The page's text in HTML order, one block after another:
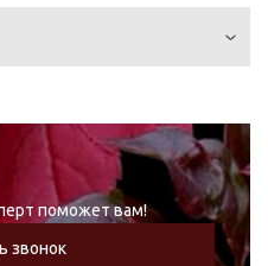
поможет вам!
звонок